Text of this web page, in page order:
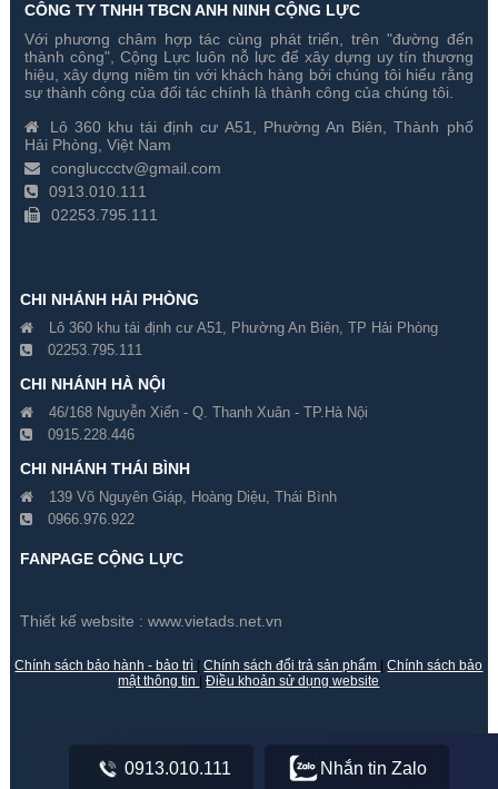
CÔNG TY TNHH TBCN ANH NINH CỘNG LỰC
Với phương châm hợp tác cùng phát triển, trên "đường đến
thành công", Cộng Lực luôn nỗ lực để xây dựng uy tín thương
hiệu, xây dựng niềm tin với khách hàng bởi chúng tôi hiểu rằng
sự thành công của đối tác chính là thành công của chúng tôi.
Lô 360 khu tái định cư A51, Phường An Biên, Thành phố
Hải Phòng, Việt Nam
congluccctv@gmail.com
0913.010.111
02253.795.111
CHI NHÁNH HẢI PHÒNG
Lô 360 khu tái định cư A51, Phường An Biên, TP Hải Phòng
02253.795.111
CHI NHÁNH HÀ NỘI
46/168 Nguyễn Xiển - Q. Thanh Xuân - TP.Hà Nội
0915.228.446
CHI NHÁNH THÁI BÌNH
139 Võ Nguyên Giáp, Hoàng Diệu, Thái Bình
0966.976.922
FANPAGE CỘNG LỰC
Thiết kế website : www.vietads.net.vn
Chính sách bảo hành - bảo trì Chính sách đổi trả sản phẩm
Chính sách bảo
mật thông tin
Điều khoản sử dụng website
0913.010.111 Nhắn tin Zalo